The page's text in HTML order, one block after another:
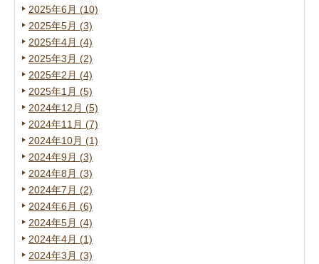
2025年6月 (10)
2025年5月 (3)
2025年4月 (4)
2025年3月 (2)
2025年2月 (4)
2025年1月 (5)
2024年12月 (5)
2024年11月 (7)
2024年10月 (1)
2024年9月 (3)
2024年8月 (3)
2024年7月 (2)
2024年6月 (6)
2024年5月 (4)
2024年4月 (1)
2024年3月 (3)